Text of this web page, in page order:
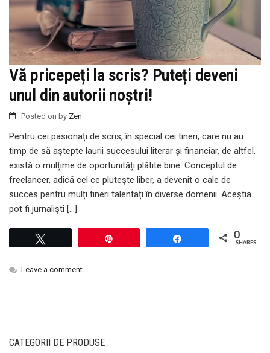
Vă pricepeți la scris? Puteți deveni
unul din autorii noștri!
Posted on by Zen
Pentru cei pasionați de scris, în special cei tineri, care nu au
timp de să aștepte laurii succesului literar și financiar, de altfel,
există o mulțime de oportunități plătite bine. Conceptul de
freelancer, adică cel ce plutește liber, a devenit o cale de
succes pentru mulți tineri talentați în diverse domenii. Aceștia
pot fi jurnaliști […]
0
SHARES
Leave a comment
CATEGORII DE PRODUSE